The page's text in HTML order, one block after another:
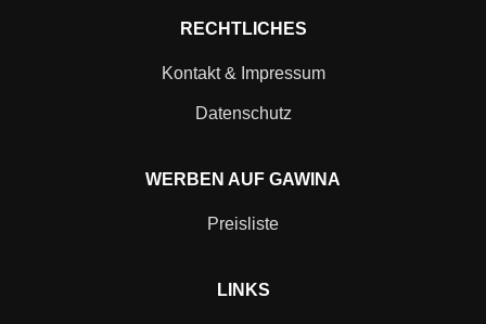
RECHTLICHES
Kontakt & Impressum
Datenschutz
WERBEN AUF GAWINA
Preisliste
LINKS